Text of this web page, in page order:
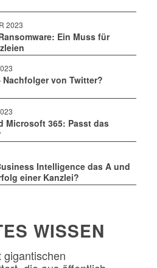
2023
Ein Muss für
Nachfolger von Twitter?
Microsoft 365: Passt das
Intelligence das A und
einer Kanzlei?
WISSEN
gigantischen